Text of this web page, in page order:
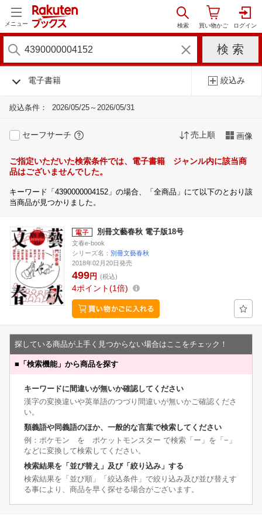
メニュー
電子書籍 絞込み
絞込条件： 2026/05/25～2026/05/31
セーフサーチ 売上順 画像
ご指定いただいた検索条件では、電子書籍 ジャンル内に該当商
品はございませんでした。
キーワード「4390000004152」の場合、「全商品」にて以下のとおり該
当商品が見つかりました。
別冊文藝春秋 電子版18号
文春e-book
シリーズ名： 別冊文藝春秋
2018年02月20日発売
499円 (税込)
4ポイント 1倍
探している商品が上手く見つからない場合はここをチェック！
■ 「検索機能」から商品を探す
キーワードに間違いが無いか確認してください
漢字の変換違いや英単語のつづり間違いが無いかご確認くださ
い。
類義語や同義語のほか、一般的な言葉で検索してください
例：ポケモン を ポケットモンスター で検索「ー」を「−」
などに変換して検索してください。
検索結果を「並び替え」及び「絞り込み」する
検索結果を「並び順」「絞込条件」で絞り込み及び並び替えす
る事により、商品を早く探せる場合がございます。